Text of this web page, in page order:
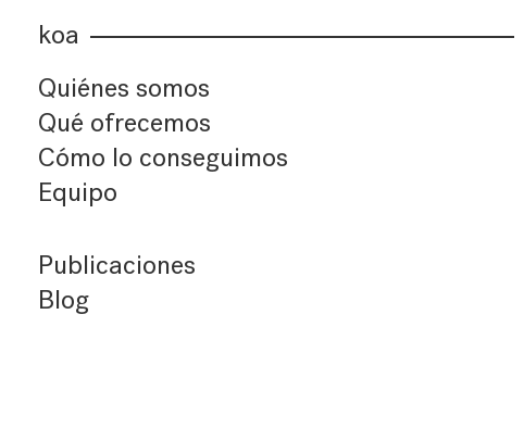
koa
Quiénes somos
Qué ofrecemos
Cómo lo conseguimos
Equipo
Publicaciones
Blog